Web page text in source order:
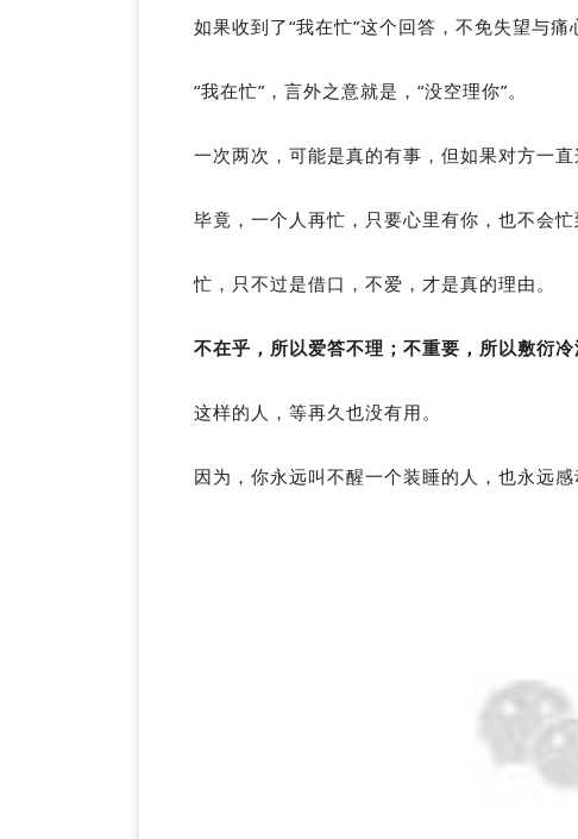
如果收到了“我在忙”这个回答，不免失望与痛
“我在忙”，言外之意就是，“没空理你”。
一次两次，可能是真的有事，但如果对方一
毕竟，一个人再忙，只要心里有你，也不会忙
忙，只不过是借口，不爱，才是真的理由。
不在乎，所以爱答不理；不重要，所以敷衍冷
这样的人，等再久也没有用。
因为，你永远叫不醒一个装睡的人，也永远感